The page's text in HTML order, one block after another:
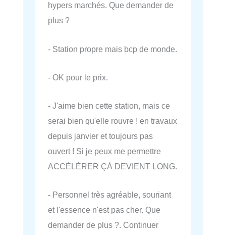
hypers marchés. Que demander de
plus ?
- Station propre mais bcp de monde.
- OK pour le prix.
- J'aime bien cette station, mais ce
serai bien qu'elle rouvre ! en travaux
depuis janvier et toujours pas
ouvert ! Si je peux me permettre
ACCÉLÉRER ÇÀ DEVIENT LONG.
- Personnel très agréable, souriant
et l'essence n'est pas cher. Que
demander de plus ?. Continuer